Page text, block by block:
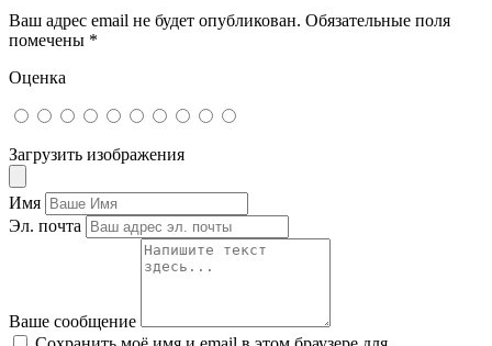
Ваш адрес email не будет опубликован. Обязательные поля
помечены *
Оценка
Загрузить изображения
Имя
Эл. почта
Ваше сообщение